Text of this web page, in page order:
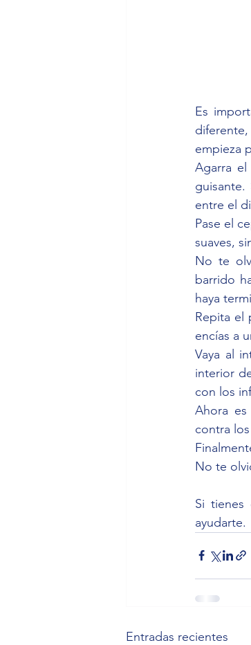
Es
empieza
Agarra
entre el
Pase el
suaves,
No te
barrido
haya
Repita el
encías a
Vaya al
interior
con los
Ahora
contra
No te
Si tienes
ayudarte.
Entradas recientes